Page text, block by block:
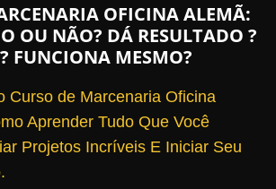
OFICINA ALEMÃ:
OU NÃO? DÁ RESULTADO ?
FUNCIONA MESMO?
Curso de Marcenaria Oficina
Aprender Tudo Que Você
Projetos Incríveis E Iniciar Seu